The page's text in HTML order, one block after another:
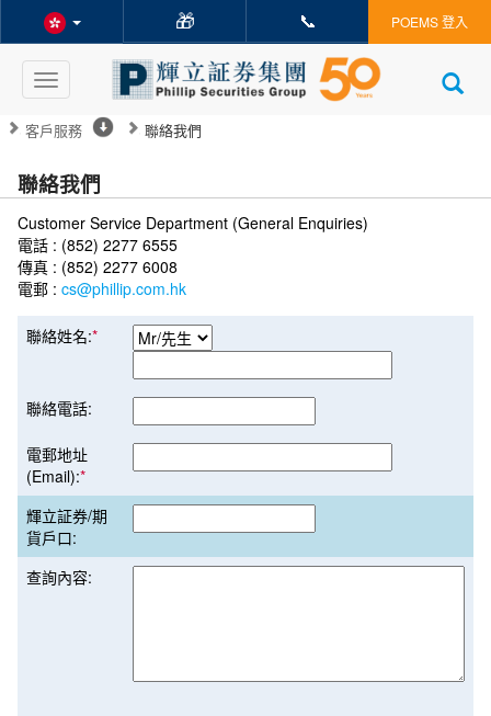
🎁 📞 POEMS 登入
Toggle
navigation
客戶服務 聯絡我們
聯絡我們
Customer Service Department (General Enquiries)
電話 : (852) 2277 6555
傳真 : (852) 2277 6008
電郵 : cs@phillip.com.hk
聯絡姓名:*
聯絡電話:
電郵地址
(Email):*
輝立証券/期
貨戶口:
查詢內容: